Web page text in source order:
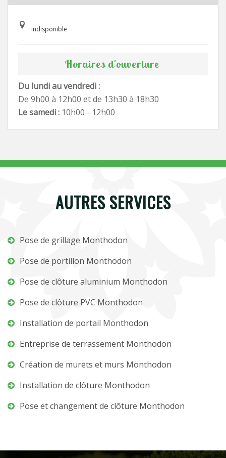
indisponible
Horaires d'ouverture
Du lundi au vendredi :
De 9h00 à 12h00 et de 13h30 à 18h30
Le samedi : 10h00 - 12h00
AUTRES SERVICES
Pose de grillage Monthodon
Pose de portillon Monthodon
Pose de clôture aluminium Monthodon
Pose de clôture PVC Monthodon
Installation de portail Monthodon
Entreprise de terrassement Monthodon
Création de murets et murs Monthodon
Installation de clôture Monthodon
Pose et changement de clôture Monthodon